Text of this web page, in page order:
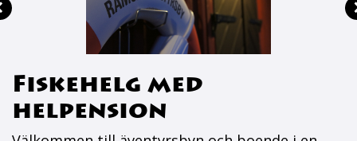
Fiskehelg med
helpension